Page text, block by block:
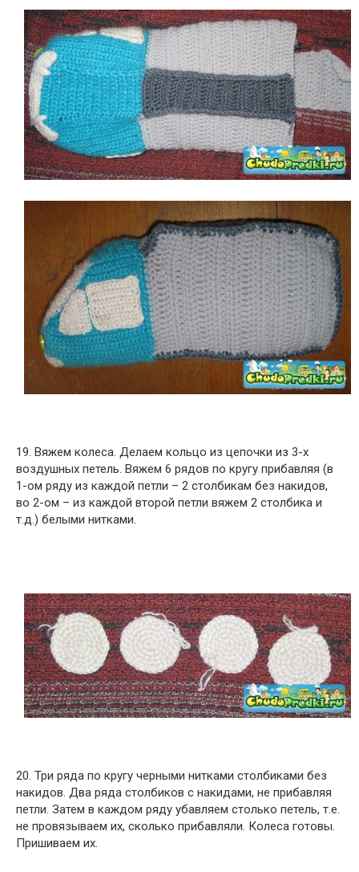
19. Вяжем колеса. Делаем кольцо из цепочки из 3-х
воздушных петель. Вяжем 6 рядов по кругу прибавляя (в
1-ом ряду из каждой петли – 2 столбикам без накидов,
во 2-ом – из каждой второй петли вяжем 2 столбика и
т.д.) белыми нитками.
20. Три ряда по кругу черными нитками столбиками без
накидов. Два ряда столбиков с накидами, не прибавляя
петли. Затем в каждом ряду убавляем столько петель, т.е.
не провязываем их, сколько прибавляли. Колеса готовы.
Пришиваем их.